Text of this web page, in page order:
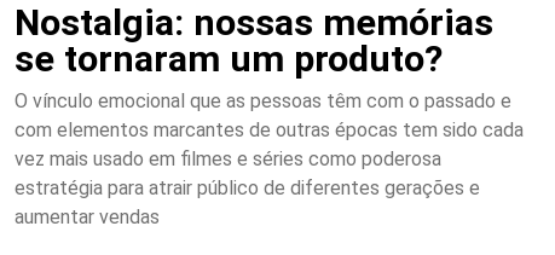
Nostalgia: nossas memórias
se tornaram um produto?
O vínculo emocional que as pessoas têm com o passado e
com elementos marcantes de outras épocas tem sido cada
vez mais usado em filmes e séries como poderosa
estratégia para atrair público de diferentes gerações e
aumentar vendas